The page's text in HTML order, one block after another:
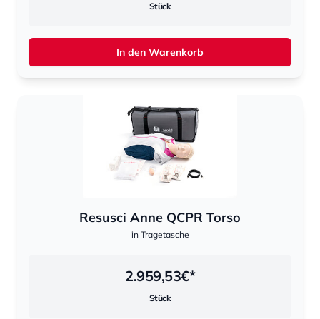
Stück
In den Warenkorb
Resusci Anne QCPR Torso
in Tragetasche
2.959,53€*
Stück